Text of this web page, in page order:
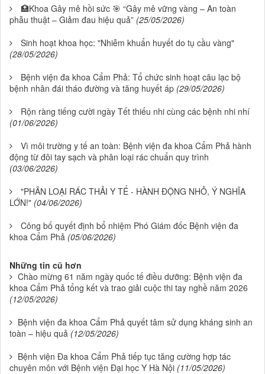
🏥Khoa Gây mê hồi sức 🎯 “Gây mê vững vàng – An toàn
phẫu thuật – Giảm đau hiệu quả” (25/05/2026)
Sinh hoạt khoa học: "Nhiễm khuẩn huyết do tụ cầu vàng"
(28/05/2026)
Bệnh viện đa khoa Cẩm Phả: Tổ chức sinh hoạt câu lạc bộ
bệnh nhân đái tháo đường và tăng huyết áp (29/05/2026)
Rộn ràng tiếng cười ngày Tết thiếu nhi cùng các bệnh nhi nhí
(01/06/2026)
Vì môi trường y tế an toàn: Bệnh viện đa khoa Cẩm Phả hành
động từ đôi tay sạch và phân loại rác chuẩn quy trình
(03/06/2026)
"PHÂN LOẠI RÁC THẢI Y TẾ - HÀNH ĐỘNG NHỎ, Ý NGHĨA
LỚN!" (04/06/2026)
Công bố quyết định bổ nhiệm Phó Giám đốc Bệnh viện đa
khoa Cẩm Phả (05/06/2026)
Những tin cũ hơn
Chào mừng 61 năm ngày quốc tế điều dưỡng: Bệnh viện đa
khoa Cẩm Phả tổng kết và trao giải cuộc thi tay nghề năm 2026
(12/05/2026)
Bệnh viện đa khoa Cẩm Phả quyết tâm sử dụng kháng sinh an
toàn – hiệu quả (12/05/2026)
Bệnh viện Đa khoa Cẩm Phả tiếp tục tăng cường hợp tác
chuyên môn với Bệnh viện Đại học Y Hà Nội (11/05/2026)